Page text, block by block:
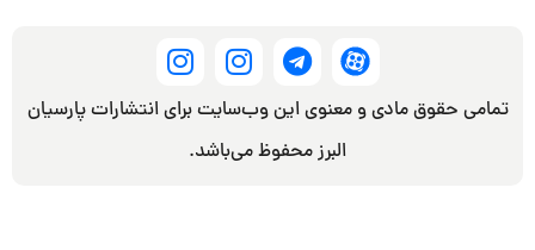
تمامی حقوق مادی و معنوی این وب‌سایت برای انتشارات پارسیان
البرز محفوظ می‌باشد.